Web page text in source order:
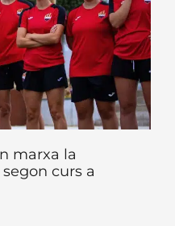
marxa la
curs a